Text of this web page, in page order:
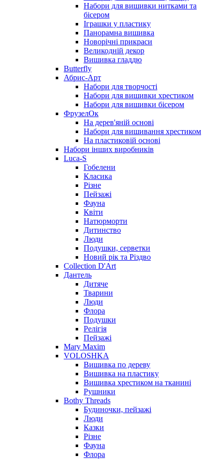
Набори для вишивки нитками та
бісером
Іграшки у пластику
Панорамна вишивка
Новорічні прикраси
Великодній декор
Вишивка гладдю
Butterfly
Абрис-Арт
Набори для творчості
Набори для вишивки хрестиком
Набори для вишивки бісером
ФрузелОк
На дерев'яній основі
Набори для вишивання хрестиком
На пластиковій основі
Набори інших виробників
Luca-S
Гобелени
Класика
Різне
Пейзажі
Фауна
Квіти
Натюрморти
Дитинство
Люди
Подушки, серветки
Новий рік та Різдво
Collection D'Art
Дантель
Дитяче
Тварини
Люди
Флора
Подушки
Релігія
Пейзажі
Mary Maxim
VOLOSHKA
Вишивка по дереву
Вишивка на пластику
Вишивка хрестиком на тканині
Рушники
Bothy Threads
Будиночки, пейзажі
Люди
Казки
Різне
Фауна
Флора